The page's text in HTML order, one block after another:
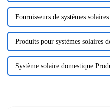
Fournisseurs de systèmes
Produits pour systèmes solaires
Système solaire domestique